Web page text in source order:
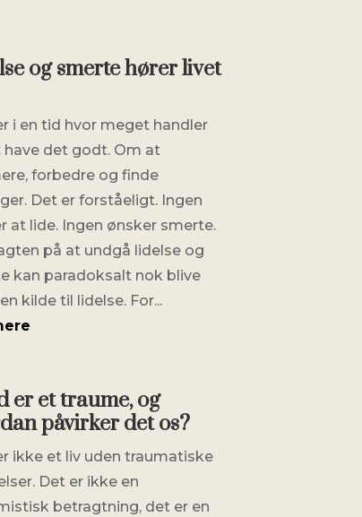
og smerte hører livet
i en tid hvor meget handler
have det godt. Om at
forbedre og finde
Det er forståeligt. Ingen
at lide. Ingen ønsker smerte.
på at undgå lidelse og
kan paradoksalt nok blive
kilde til lidelse. For...
er et traume, og
påvirker det os?
ikke et liv uden traumatiske
Det er ikke en
betragtning, det er en